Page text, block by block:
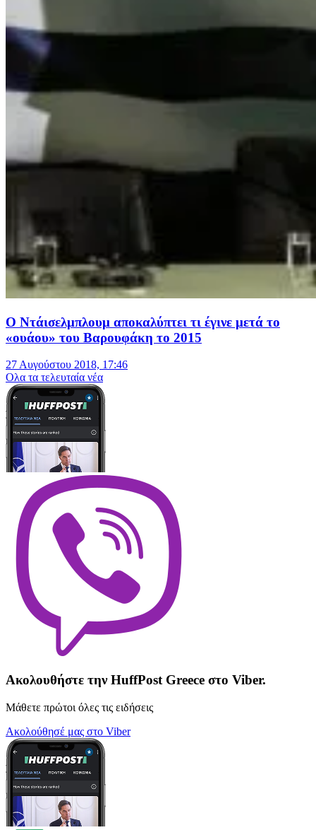
Ο Ντάισελμπλουμ αποκαλύπτει τι έγινε μετά το
«ουάου» του Βαρουφάκη το 2015
27 Αυγούστου 2018, 17:46
Oλα τα τελευταία νέα
Ακολουθήστε την HuffPost Greece στο Viber.
Μάθετε πρώτοι όλες τις ειδήσεις
Ακολούθησέ μας στο Viber